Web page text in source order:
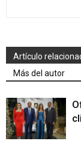
Artículo
Más del autor